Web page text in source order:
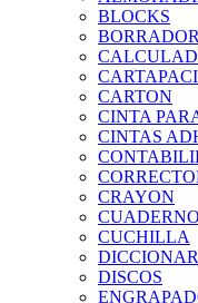
BLOCKS
BORRADOR
CARTON
CINTA
CINTAS
CRAYON
CUADERNO
CUCHILLA
DISCOS